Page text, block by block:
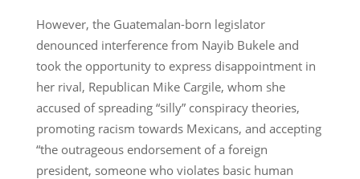
However, the Guatemalan-born legislator
denounced interference from Nayib Bukele and
took the opportunity to express disappointment in
her rival, Republican Mike Cargile, whom she
accused of spreading “silly” conspiracy theories,
promoting racism towards Mexicans, and accepting
“the outrageous endorsement of a foreign
president, someone who violates basic human